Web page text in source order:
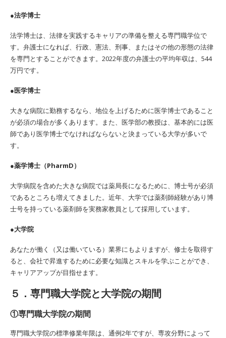
●法学博士
法学博士は、法律を実践するキャリアの準備を整える専門職学位で
す。弁護士になれば、行政、憲法、刑事、またはその他の形態の法律
を専門とすることができます。2022年度の弁護士の平均年収は、544
万円です。
●医学博士
大きな病院に勤務するなら、地位を上げるために医学博士であること
が必須の場合が多くあります。また、医学部の教授は、基本的には医
師であり医学博士でなければならないと決まっている大学が多いで
す。
●薬学博士（PharmD）
大学病院を含めた大きな病院では薬局長になるために、博士号が必須
であるところも増えてきました。近年、大学では薬剤師経験があり博
士号を持っている薬剤師を実務家教員として採用しています。
●大学院
あなたが働く（又は働いている）業界にもよりますが、修士を取得す
ると、会社で昇進するために必要な知識とスキルを学ぶことができ、
キャリアアップが目指せます。
５．専門職大学院と大学院の期間
①専門職大学院の期間
専門職大学院の標準修業年限は、通例2年ですが、専攻分野によって